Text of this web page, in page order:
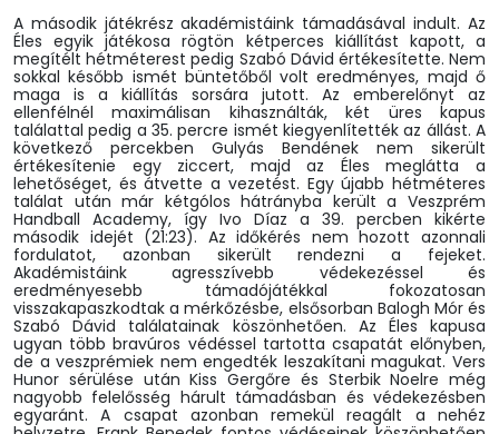
A második játékrész akadémistáink támadásával indult. Az
Éles egyik játékosa rögtön kétperces kiállítást kapott, a
megítélt hétméterest pedig Szabó Dávid értékesítette. Nem
sokkal később ismét büntetőből volt eredményes, majd ő
maga is a kiállítás sorsára jutott. Az emberelőnyt az
ellenfélnél maximálisan kihasználták, két üres kapus
találattal pedig a 35. percre ismét kiegyenlítették az állást. A
következő percekben Gulyás Bendének nem sikerült
értékesítenie egy ziccert, majd az Éles meglátta a
lehetőséget, és átvette a vezetést. Egy újabb hétméteres
találat után már kétgólos hátrányba került a Veszprém
Handball Academy, így Ivo Díaz a 39. percben kikérte
második idejét (21:23). Az időkérés nem hozott azonnali
fordulatot, azonban sikerült rendezni a fejeket.
Akadémistáink agresszívebb védekezéssel és
eredményesebb támadójátékkal fokozatosan
visszakapaszkodtak a mérkőzésbe, elsősorban Balogh Mór és
Szabó Dávid találatainak köszönhetően. Az Éles kapusa
ugyan több bravúros védéssel tartotta csapatát előnyben,
de a veszprémiek nem engedték leszakítani magukat. Vers
Hunor sérülése után Kiss Gergőre és Sterbik Noelre még
nagyobb felelősség hárult támadásban és védekezésben
egyaránt. A csapat azonban remekül reagált a nehéz